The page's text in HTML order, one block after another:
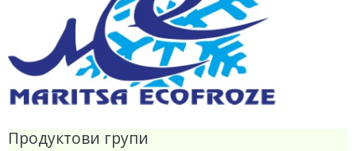
Продуктови групи